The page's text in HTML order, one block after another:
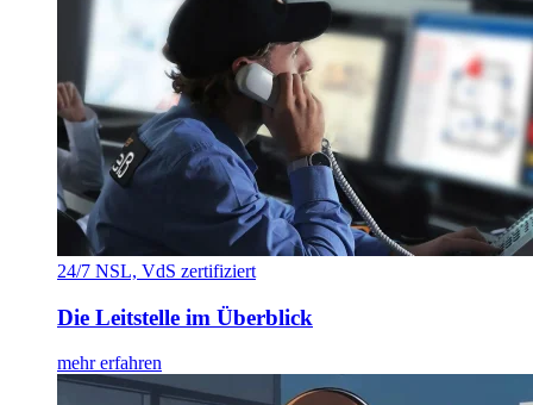
24/7 NSL, VdS zertifiziert
Die Leitstelle im Überblick
mehr erfahren